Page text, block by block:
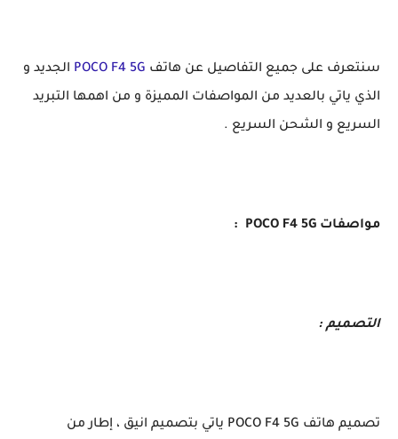
سنتعرف على جميع التفاصيل عن هاتف POCO F4 5G الجديد و
الذي ياتي بالعديد من المواصفات المميزة و من اهمها التبريد
السريع و الشحن السريع .
مواصفات POCO F4 5G :
التصميم :
تصميم هاتف POCO F4 5G ياتي بتصميم انيق ، إطار من